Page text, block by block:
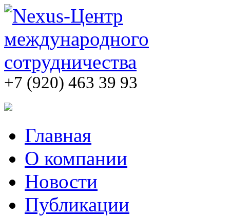
+7 (920) 463 39 93
Главная
О компании
Новости
Публикации